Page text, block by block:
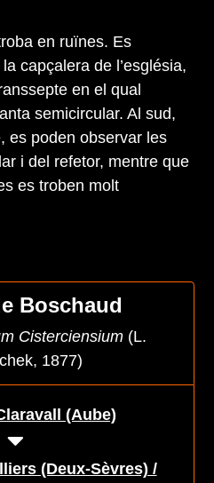
en ruïnes. Es
capçalera de l’església,
en el qual
semicircular. Al sud,
es poden observar les
i del refetor, mentre que
es troben molt
Boschaud
Cisterciensium(L.
1877)
(Aube)
(Deux-Sèvres) /